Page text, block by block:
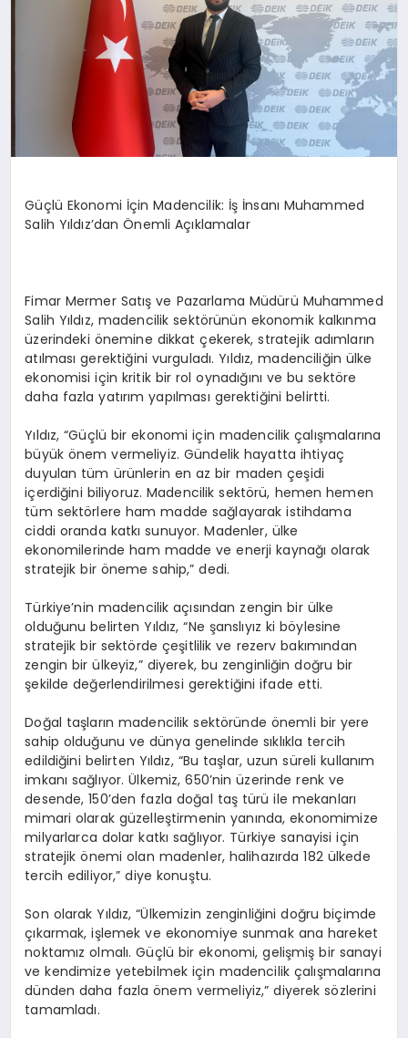
Güçlü Ekonomi İçin Madencilik: İş İnsanı Muhammed
Salih Yıldız’dan Önemli Açıklamalar
Fimar Mermer Satış ve Pazarlama Müdürü Muhammed
Salih Yıldız, madencilik sektörünün ekonomik kalkınma
üzerindeki önemine dikkat çekerek, stratejik adımların
atılması gerektiğini vurguladı. Yıldız, madenciliğin ülke
ekonomisi için kritik bir rol oynadığını ve bu sektöre
daha fazla yatırım yapılması gerektiğini belirtti.
Yıldız, “Güçlü bir ekonomi için madencilik çalışmalarına
büyük önem vermeliyiz. Gündelik hayatta ihtiyaç
duyulan tüm ürünlerin en az bir maden çeşidi
içerdiğini biliyoruz. Madencilik sektörü, hemen hemen
tüm sektörlere ham madde sağlayarak istihdama
ciddi oranda katkı sunuyor. Madenler, ülke
ekonomilerinde ham madde ve enerji kaynağı olarak
stratejik bir öneme sahip,” dedi.
Türkiye’nin madencilik açısından zengin bir ülke
olduğunu belirten Yıldız, “Ne şanslıyız ki böylesine
stratejik bir sektörde çeşitlilik ve rezerv bakımından
zengin bir ülkeyiz,” diyerek, bu zenginliğin doğru bir
şekilde değerlendirilmesi gerektiğini ifade etti.
Doğal taşların madencilik sektöründe önemli bir yere
sahip olduğunu ve dünya genelinde sıklıkla tercih
edildiğini belirten Yıldız, “Bu taşlar, uzun süreli kullanım
imkanı sağlıyor. Ülkemiz, 650’nin üzerinde renk ve
desende, 150’den fazla doğal taş türü ile mekanları
mimari olarak güzelleştirmenin yanında, ekonomimize
milyarlarca dolar katkı sağlıyor. Türkiye sanayisi için
stratejik önemi olan madenler, halihazırda 182 ülkede
tercih ediliyor,” diye konuştu.
Son olarak Yıldız, “Ülkemizin zenginliğini doğru biçimde
çıkarmak, işlemek ve ekonomiye sunmak ana hareket
noktamız olmalı. Güçlü bir ekonomi, gelişmiş bir sanayi
ve kendimize yetebilmek için madencilik çalışmalarına
dünden daha fazla önem vermeliyiz,” diyerek sözlerini
tamamladı.